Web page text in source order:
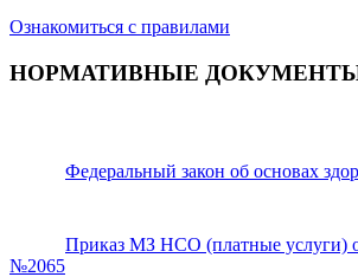
Ознакомиться с правилами
НОРМАТИВНЫЕ
Федеральный закон об основах
Приказ МЗ НСО (платные услуги)
№2065